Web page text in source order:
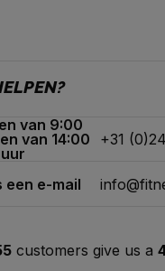
van 9:00
van 14:00
+31
een e-mail
customers give us a